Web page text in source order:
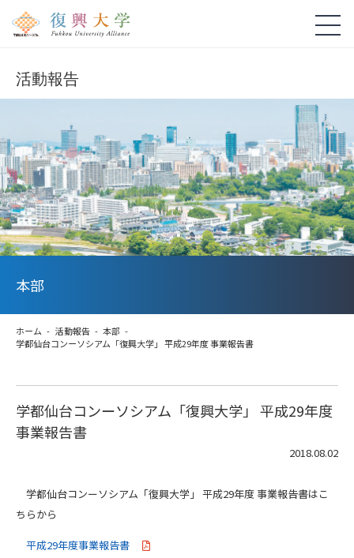
活動報告
本部
ホーム 活動報告
本部
学都仙台コンーソシアム「復興大学」 平成29年度 事業報告書
学都仙台コンーソシアム「復興大学」 平成29年度
事業報告書
2018.08.02
学都仙台コンーソシアム「復興大学」 平成29年度 事業報告書はこ
ちらから
平成29年度事業報告書